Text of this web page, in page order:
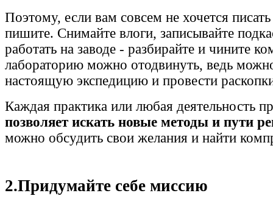
Поэтому, если вам совсем не хочется
пишите. Снимайте влоги, записывайте
работать на заводе - разбирайте и чините
лабораторию можно отодвинуть, ведь
настоящую экспедицию и провести
Каждая практика или любая деятельность
позволяет искать новые методы и пути
можно обсудить свои желания и найти
2.Придумайте себе миссию